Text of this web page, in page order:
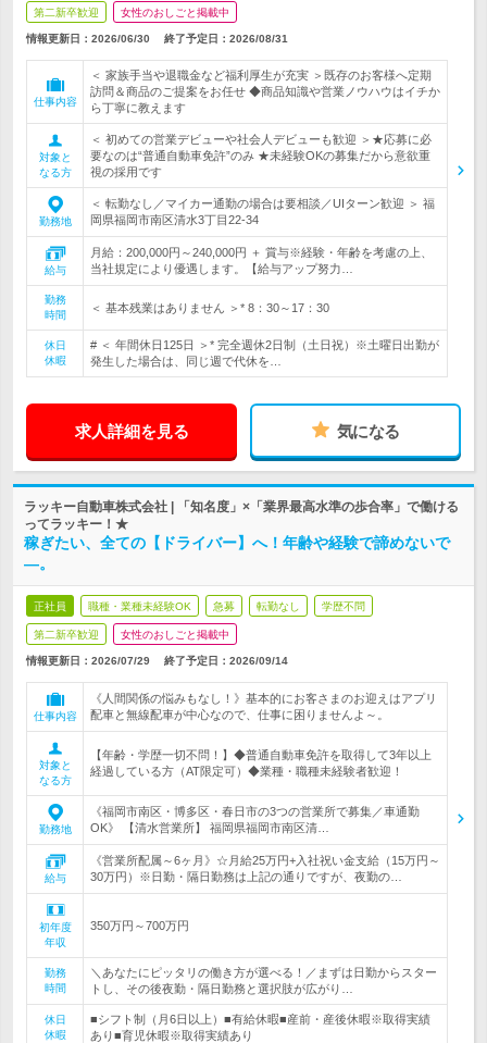
第二新卒歓迎 女性のおしごと掲載中
情報更新日：2026/06/30 終了予定日： 2026/08/31
仕事内容
＜ 家族手当や退職金など福利厚生が充実 ＞既存のお客様へ定期
訪問＆商品のご提案をお任せ ◆商品知識や営業ノウハウはイチか
ら丁寧に教えます
対象と
なる方
＜ 初めての営業デビューや社会人デビューも歓迎 ＞★応募に必
要なのは“普通自動車免許”のみ ★未経験OKの募集だから意欲重
視の採用です
勤務地
＜ 転勤なし／マイカー通勤の場合は要相談／UIターン歓迎 ＞ 福
岡県福岡市南区清水3丁目22-34
給与
月給：200,000円～240,000円 ＋ 賞与※経験・年齢を考慮の上、
当社規定により優遇します。【給与アップ努力…
勤務
時間
＜ 基本残業はありません ＞* 8：30～17：30
休日
休暇
# ＜ 年間休日125日 ＞* 完全週休2日制（土日祝）※土曜日出勤が
発生した場合は、同じ週で代休を…
求人詳細を見る 気になる
ラッキー自動車株式会社 | 「知名度」×「業界最高水準の歩合率」で働ける
ってラッキー！★
稼ぎたい、全ての【ドライバー】へ！年齢や経験で諦めないで
―。
正社員 職種・業種未経験OK 急募 転勤なし 学歴不問
第二新卒歓迎 女性のおしごと掲載中
情報更新日：2026/07/29 終了予定日： 2026/09/14
仕事内容
《人間関係の悩みもなし！》基本的にお客さまのお迎えはアプリ
配車と無線配車が中心なので、仕事に困りませんよ～。
対象と
なる方
【年齢・学歴一切不問！】◆普通自動車免許を取得して3年以上
経過している方（AT限定可）◆業種・職種未経験者歓迎！
勤務地
《福岡市南区・博多区・春日市の3つの営業所で募集／車通勤
OK》 【清水営業所】 福岡県福岡市南区清…
給与
《営業所配属～6ヶ月》☆月給25万円+入社祝い金支給（15万円～
30万円）※日勤・隔日勤務は上記の通りですが、夜勤の…
初年度
年収
350万円～700万円
勤務
時間
＼あなたにピッタリの働き方が選べる！／まずは日勤からスター
トし、その後夜勤・隔日勤務と選択肢が広がり…
休日
休暇
■シフト制（月6日以上）■有給休暇■産前・産後休暇※取得実績
あり■育児休暇※取得実績あり